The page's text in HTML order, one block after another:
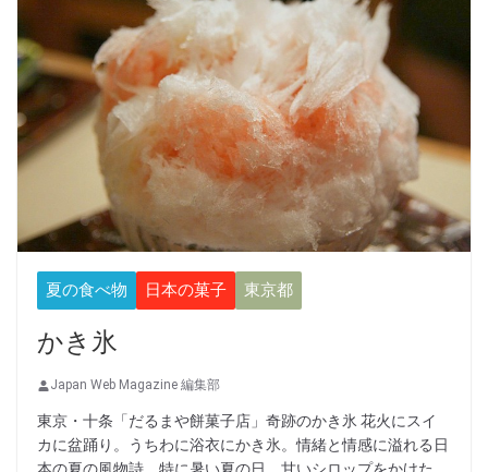
夏の食べ物 日本の菓子 東京都
かき氷
Japan Web Magazine 編集部
東京・十条「だるまや餅菓子店」奇跡のかき氷 花火にスイ
カに盆踊り。うちわに浴衣にかき氷。情緒と情感に溢れる日